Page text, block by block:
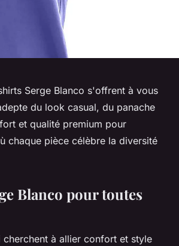
Serge Blanco s'offrent à vous
du look casual, du panache
et qualité premium pour
chaque pièce célèbre la diversité
Blanco pour toutes
cherchent à allier confort et style